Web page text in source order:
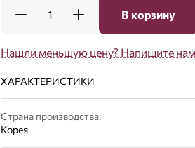
1 В корзину
Нашли меньшую цену? Напишите нам
ХАРАКТЕРИСТИКИ
Страна производства:
Корея